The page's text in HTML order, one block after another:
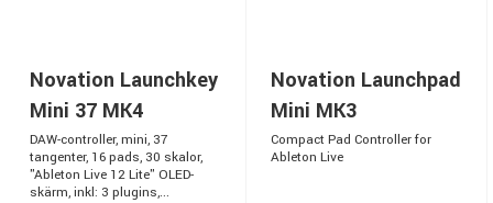
Novation Launchkey
Mini 37 MK4
DAW-controller, mini, 37
tangenter, 16 pads, 30 skalor,
"Ableton Live 12 Lite" OLED-
skärm, inkl: 3 plugins,...
Novation Launchpad
Mini MK3
Compact Pad Controller for
Ableton Live